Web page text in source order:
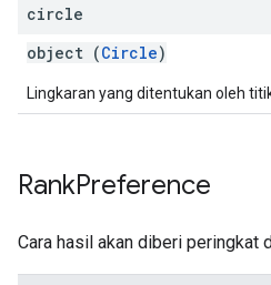
circle
object (Circle)
Lingkaran yang ditentukan oleh
RankPreference
Cara hasil akan diberi peringkat